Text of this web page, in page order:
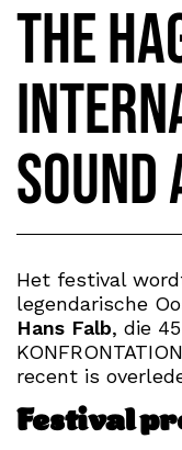
The
Het festival
legendarische
Hans Falb, die
recent is
Festival